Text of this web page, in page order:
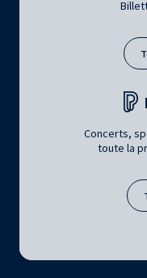
Concerts,
toute la